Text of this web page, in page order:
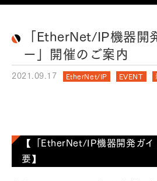
「EtherNet/IP機器開
ー」開催のご案内
2021.09.17 EtherNet/IP EVENT
【「EtherNet/IP機器開発ガイ
要】